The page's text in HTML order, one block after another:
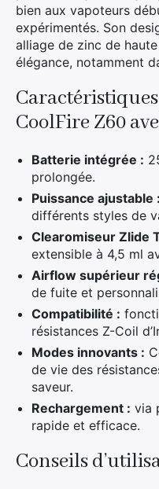
bien aux vapoteurs
expérimentés. Son
alliage de zinc de
élégance, notamment
CoolFire Z60
Batterie intégrée :
prolongée.
Puissance ajustable :
différents styles de
Clearomiseur Zlide
extensible à 4,5 ml
Airflow supérieur
de fuite et
Compatibilité :
résistances Z-Coil
Modes innovants :
de vie des
saveur.
Rechargement : via
rapide et efficace.
Conseils